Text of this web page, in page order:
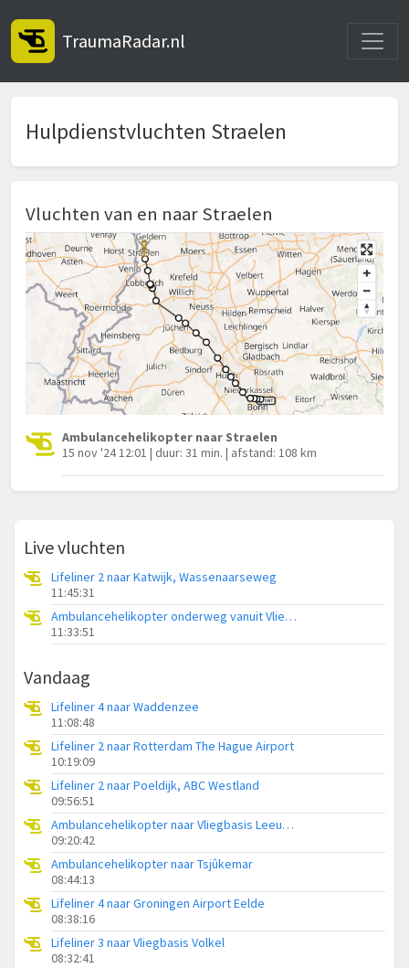
TraumaRadar.nl
Hulpdienstvluchten Straelen
Vluchten van en naar Straelen
Ambulancehelikopter naar Straelen
15 nov '24 12:01 | duur: 31 min. | afstand: 108 km
Live vluchten
Lifeliner 2 naar Katwijk, Wassenaarseweg
11:45:31
Ambulancehelikopter onderweg vanuit Vliegbasis Leeuwarden
11:33:51
Vandaag
Lifeliner 4 naar Waddenzee
11:08:48
Lifeliner 2 naar Rotterdam The Hague Airport
10:19:09
Lifeliner 2 naar Poeldijk, ABC Westland
09:56:51
Ambulancehelikopter naar Vliegbasis Leeuwarden
09:20:42
Ambulancehelikopter naar Tsjûkemar
08:44:13
Lifeliner 4 naar Groningen Airport Eelde
08:38:16
Lifeliner 3 naar Vliegbasis Volkel
08:32:41